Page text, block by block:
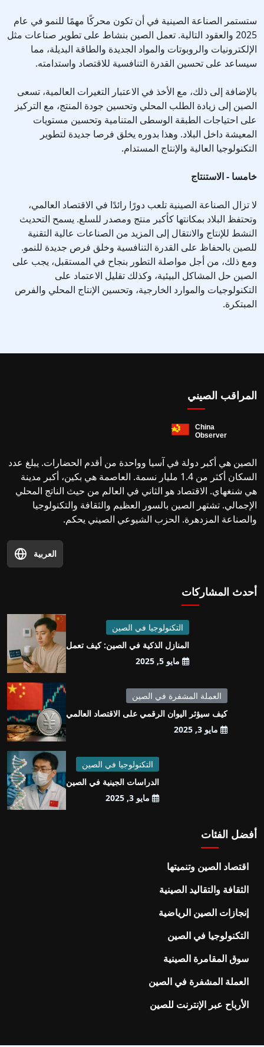
ستستمر الصناعة الصينية في أن تكون محركًا مهمًا للنمو في عام
2025 والعقود التالية. تعمل الصين بنشاط على تطوير صناعات مثل
الإلكترونيات والروبوتات والمواد الجديدة والطاقة البديلة، مما
سيساعد على تحسين القدرة التنافسية للاقتصاد واستدامته.
بالإضافة إلى ذلك، مع الأخذ في الاعتبار التغيرات العالمية، تسعى
الصين إلى زيادة الطلب المحلي وتحسين جودة المنتج، مع التركيز
على احتياجات الطبقة الوسطى المتنامية وتحسين مستويات
المعيشة داخل البلاد. وهذا بدوره يخلق فرصا جديدة لتطوير
التكنولوجيا العالية والإنتاج المستدام.
خامسا - الاستنتاج
لا تزال الصناعة الصينية تلعب دورًا رائدًا في الاقتصاد العالمي،
وتحتفظ البلاد بمكانتها كأكبر منتج ومصدر للسلع. يسمح التحديث
النشط للإنتاج والانتقال إلى المزيد من الصناعات عالية التقنية
للصين بالحفاظ على القدرة التنافسية وخلق فرص جديدة للنمو.
ومع ذلك، من أجل مواصلة التطور بنجاح في المستقبل، يجب على
الصين حل المشاكل البيئية، وكذلك تقليل الاعتماد على
التكنولوجيات والموارد الخارجية، وتحسين الإنتاج المحلي والفرص
المبتكرة.
المراقب الصيني
الصين هي أكبر دولة في آسيا وواحدة من أقدم الحضارات. يبلغ عدد
السكان أكثر من 1.4 مليار نسمة. العاصمة هي بكين، أكبر مدينة
هي شنغهاي. الاقتصاد هو الثاني في العالم من حيث الناتج المحلي
الإجمالي. تشتهر الصين بالسور العظيم والثقافة والتكنولوجيا
والصناعة المزدهرة. الحزب الشيوعي الصيني يحكم.
العربية
أحدث المشاركات
التكنولوجيا في الصين
المنازل الذكية في الصين: كيف تعمل
مايو 5, 2025
العملة المشفرة في الصين
كيف سيؤثر اليوان الرقمي على الاقتصاد العالمي
مايو 3, 2025
التكنولوجيا في الصين
الدراسات الجينية في الصين
مايو 3, 2025
أفضل الفئات
اقتصاد الصين وتنميتها
الثقافة والتقاليد الصينية
إنجازات الصين الرياضية
التكنولوجيا في الصين
سوق المقامرة الصينية
العملة المشفرة في الصين
الأرباح عبر الإنترنت للصين